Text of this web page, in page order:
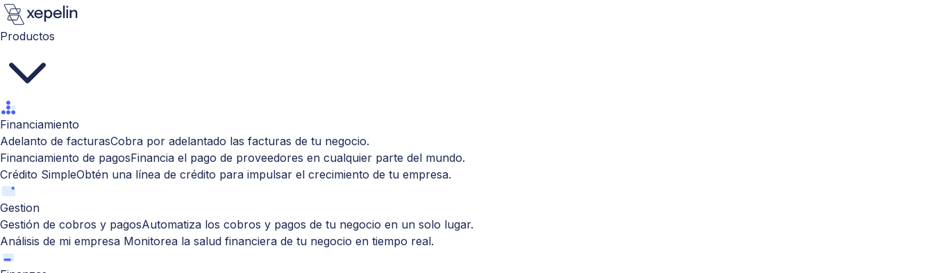
Productos
Financiamiento
Adelanto de facturasCobra por adelantado las facturas de tu negocio.
Financiamiento de pagosFinancia el pago de proveedores en cualquier parte del mundo.
Crédito SimpleObtén una línea de crédito para impulsar el crecimiento de tu empresa.
Gestion
Gestión de cobros y pagosAutomatiza los cobros y pagos de tu negocio en un solo lugar.
Análisis de mi empresa Monitorea la salud financiera de tu negocio en tiempo real.